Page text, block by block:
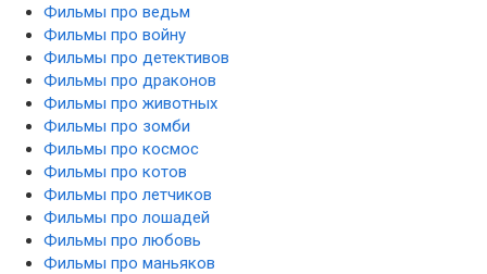
Фильмы про ведьм
Фильмы про войну
Фильмы про детективов
Фильмы про драконов
Фильмы про животных
Фильмы про зомби
Фильмы про космос
Фильмы про котов
Фильмы про летчиков
Фильмы про лошадей
Фильмы про любовь
Фильмы про маньяков